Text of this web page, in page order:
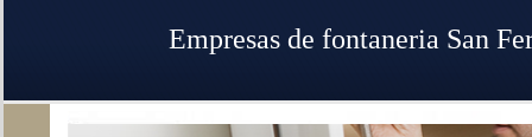
Empresas de fontaneria San